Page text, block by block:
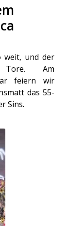
weit, und der
Tore. Am
feiern wir
das 55-
Sins.